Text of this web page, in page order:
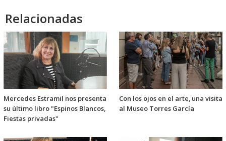
Relacionadas
Mercedes Estramil nos presenta
su último libro "Espinos Blancos,
Fiestas privadas"
Con los ojos en el arte, una visita
al Museo Torres García